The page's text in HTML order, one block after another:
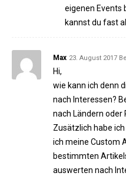
eigenen Events
kannst du fast
Max 23. August 2017
Hi,
wie kann ich denn
nach Interessen?
nach Ländern oder
Zusätzlich habe
ich meine Custom
bestimmten
auswerten nach